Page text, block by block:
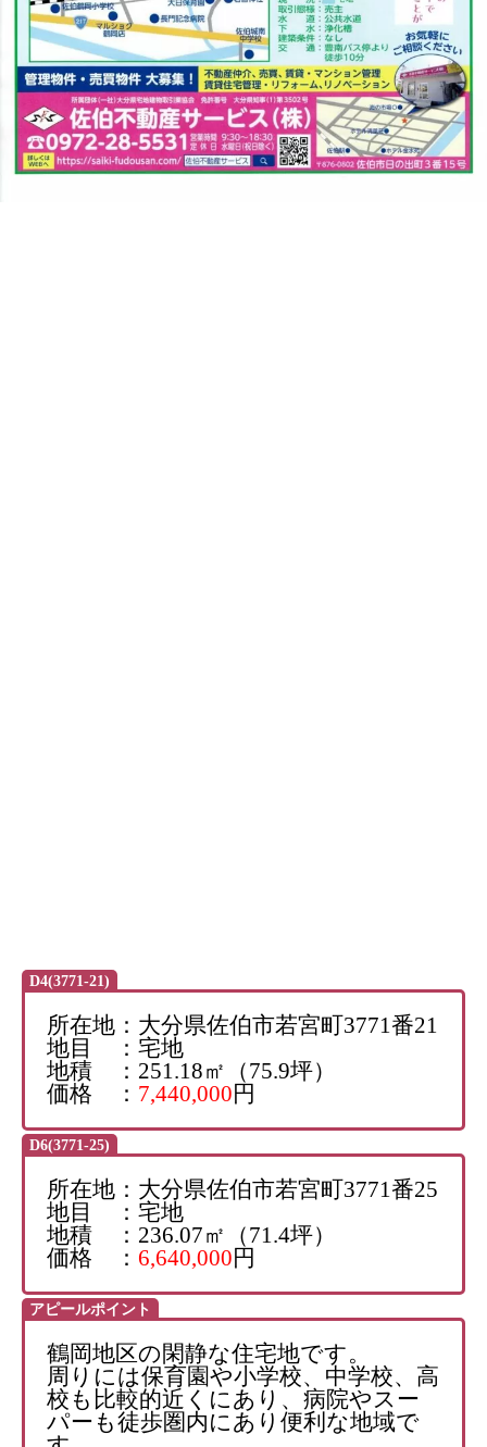
D4(3771-21)
所在地：大分県佐伯市若宮町3771番21
地目 ：宅地
地積 ：251.18㎡（75.9坪）
価格 ： 7,440,000円
D6(3771-25)
所在地：大分県佐伯市若宮町3771番25
地目 ：宅地
地積 ：236.07㎡（71.4坪）
価格 ： 6,640,000円
アピールポイント
鶴岡地区の閑静な住宅地です。
周りには保育園や小学校、中学校、高
校も比較的近くにあり、病院やスー
パーも徒歩圏内にあり便利な地域で